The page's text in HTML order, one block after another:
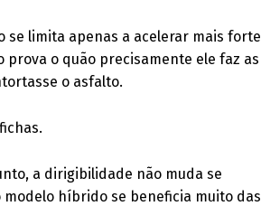
limita apenas a acelerar mais forte
o quão precisamente ele faz as
o asfalto.
a dirigibilidade não muda se
modelo híbrido se beneficia muito das